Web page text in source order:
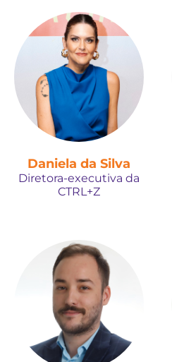
Daniela da Silva
Diretora-executiva da
CTRL+Z